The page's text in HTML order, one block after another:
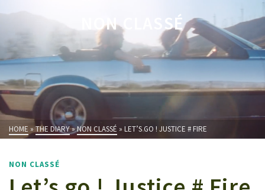
NON CLASSÉ
HOME » THE DIARY»NON CLASSÉ » LET’S GO ! JUSTICE # FIRE
NON CLASSÉ